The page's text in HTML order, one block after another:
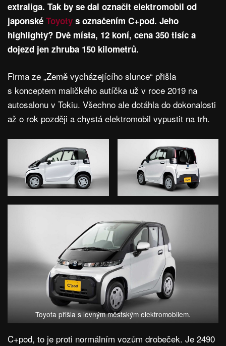
extraliga. Tak by se dal označit elektromobil od
japonské Toyoty s označením C+pod. Jeho
highlighty? Dvě místa, 12 koní, cena 350 tisíc a
dojezd jen zhruba 150 kilometrů.
Firma ze „Země vycházejícího slunce“ přišla
s konceptem maličkého autíčka už v roce 2019 na
autosalonu v Tokiu. Všechno ale dotáhla do dokonalosti
až o rok později a chystá elektromobil vypustit na trh.
Toyota přišla s levným městským elektromobilem.
C+pod, to je proti normálním vozům drobeček. Je 2490